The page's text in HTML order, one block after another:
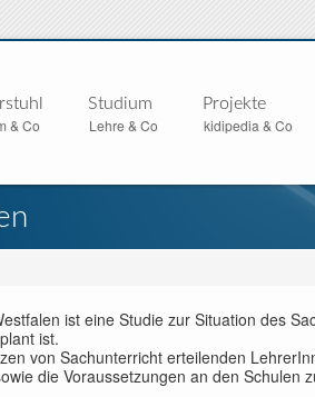
& Co
Studium
Lehre & Co
Projekte
kidipedia & Co
ist eine Studie zur Situation des
ist.
von Sachunterricht erteilenden
die Voraussetzungen an den Schulen